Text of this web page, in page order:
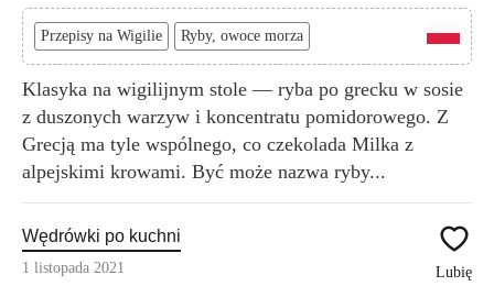
Przepisy na Wigilie Ryby, owoce morza
Klasyka na wigilijnym stole — ryba po grecku w sosie
z duszonych warzyw i koncentratu pomidorowego. Z
Grecją ma tyle wspólnego, co czekolada Milka z
alpejskimi krowami. Być może nazwa ryby...
Wędrówki po kuchni
1 listopada 2021 Lubię